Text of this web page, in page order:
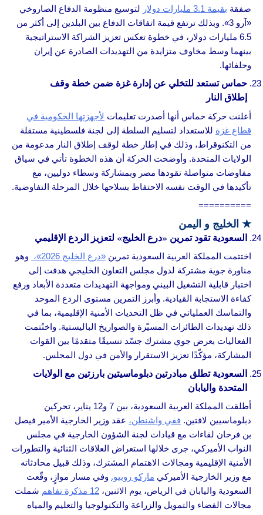
صفقة بقيمة 3.1 مليارات دولار
لتوسيع منظومة الدفاع الصاروخي
«آرو 3». وبذلك ترتفع قيمة اتفاقات الدفاع بين البلدين إلى أكثر من
6.5 مليارات دولار، في خطوة تعكس تعزيز الشراكة الاستراتيجية
بينهما وسط مخاوف متزايدة من التهديدات الصادرة عن إيران
وحلفائها.
حماس تستعد للتخلي عن إدارة غزة ضمن خطة وقف
إطلاق النار
أعلنت حركة حماس أنها أصدرت تعليمات لأجهزتها الحكومية في
قطاع غزة للاستعداد لتسليم السلطة إلى لجنة فلسطينية مستقلة
من التكنوقراط، وذلك في إطار خطة لوقف إطلاق النار مدعومة من
الولايات المتحدة. وأوضحت الحركة أن هذه الخطوة تأتي في سياق
مفاوضات متواصلة تقودها مصر وبمشاركة وسطاء دوليين، مع
تأكيدها في الوقت نفسه الاحتفاظ بسلاحها خلال المرحلة التفاوضية.
==========
★ الخليج و اليمن
السعودية تقود تمرين «درع الخليج» لتعزيز الردع الإقليمي
اختتمت المملكة العربية السعودية تمرين «درع الخليج 2026»،
وهو
مناورة جوية مشتركة لدول مجلس التعاون الخليجي هدفت إلى
اختبار قابلية التشغيل البيني ومواجهة التهديدات متعددة الأبعاد ورفع
كفاءة الاستجابة القيادية. وأبرز التمرين مستوى الردع الموحد
والتماسك العملياتي في ظل التحديات الأمنية الإقليمية، بما في
ذلك تهديدات الطائرات المسيّرة والصواريخ الباليستية. واختُتمت
الفعاليات بعرض جوي مشترك جسّد تنسيقًا متقدمًا بين القوات
المشاركة، مؤكّدًا تعزيز الاستقرار والأمن في دول المجلس.
السعودية تطلق مبادرتين دبلوماسيتين بارزتين مع الولايات
المتحدة واليابان
أطلقت المملكة العربية السعودية، بين 7 و12 يناير، تحركين
دبلوماسيين لافتين. ففي واشنطن، عقد وزير الخارجية الأمير فيصل
بن فرحان لقاءات مع قيادات لجنة الشؤون الخارجية في مجلس
النواب الأميركي، جرى خلالها استعراض العلاقات الثنائية والتطورات
الأمنية الإقليمية ومجالات الاهتمام المشترك، وذلك قبيل محادثاته
مع وزير الخارجية الأميركي ماركو روبيو. وفي مسار موازٍ، وقّعت
السعودية واليابان في الرياض، يوم الاثنين، 12 مذكرة تفاهم
شملت
مجالات الفضاء والتمويل والزراعة والتكنولوجيا والتعليم والمياه